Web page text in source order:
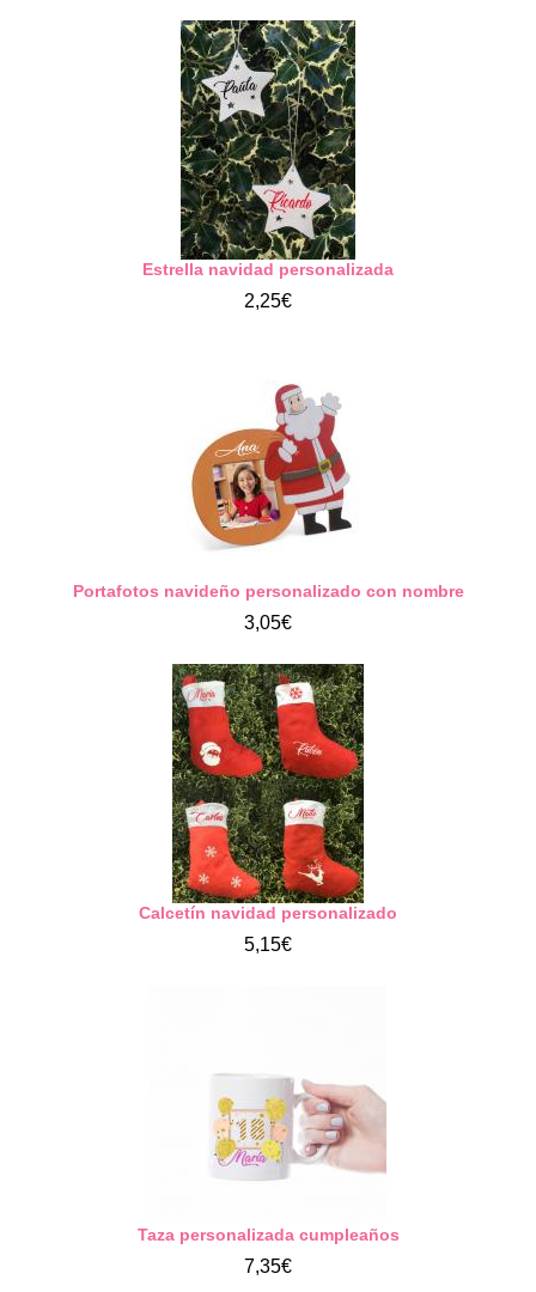
Estrella navidad personalizada
2,25€
Portafotos navideño personalizado con nombre
3,05€
Calcetín navidad personalizado
5,15€
Taza personalizada cumpleaños
7,35€